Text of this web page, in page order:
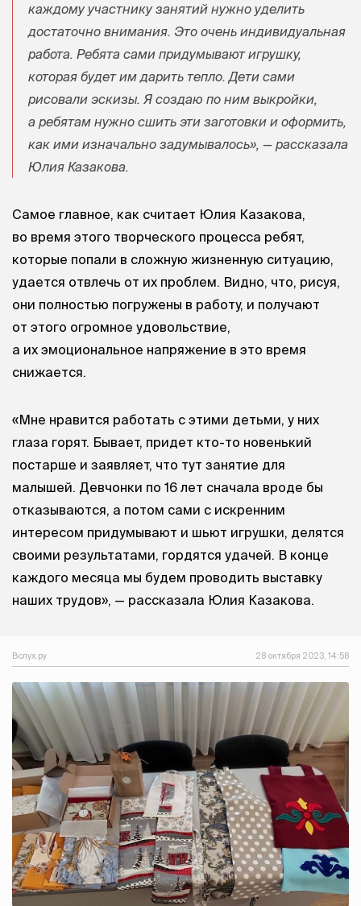
каждому участнику занятий нужно уделить
достаточно внимания. Это очень индивидуальная
работа. Ребята сами придумывают игрушку,
которая будет им дарить тепло. Дети сами
рисовали эскизы. Я создаю по ним выкройки,
а ребятам нужно сшить эти заготовки и оформить,
как ими изначально задумывалось», — рассказала
Юлия Казакова.
Самое главное, как считает Юлия Казакова,
во время этого творческого процесса ребят,
которые попали в сложную жизненную ситуацию,
удается отвлечь от их проблем. Видно, что, рисуя,
они полностью погружены в работу, и получают
от этого огромное удовольствие,
а их эмоциональное напряжение в это время
снижается.
«Мне нравится работать с этими детьми, у них
глаза горят. Бывает, придет кто-то новенький
постарше и заявляет, что тут занятие для
малышей. Девчонки по 16 лет сначала вроде бы
отказываются, а потом сами с искренним
интересом придумывают и шьют игрушки, делятся
своими результатами, гордятся удачей. В конце
каждого месяца мы будем проводить выставку
наших трудов», — рассказала Юлия Казакова.
Вслух.ру 28 октября 2023, 14:58